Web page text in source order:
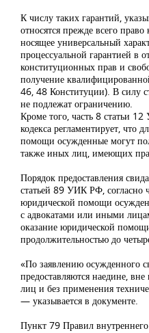
К числу таких гарантий,
относятся прежде всего
носящее универсальный
процессуальной гарантией в
конституционных прав и
получение
46, 48 Конституции). В силу
не подлежат ограничению.
Кроме того, часть 8 статьи
кодекса регламентирует, что
помощи осужденные могут
также иных лиц, имеющих
Порядок предоставления
статьей 89 УИК РФ, согласно
юридической помощи
с адвокатами или иными
оказание юридической
продолжительностью до
«По заявлению осужденного
предоставляются наедине,
лиц и без применения
— указывается в документе.
Пункт 79 Правил